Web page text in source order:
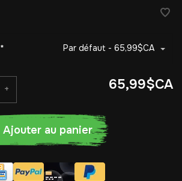
* Par défaut - 65,99$CA
+ 65,99$CA
Ajouter au panier